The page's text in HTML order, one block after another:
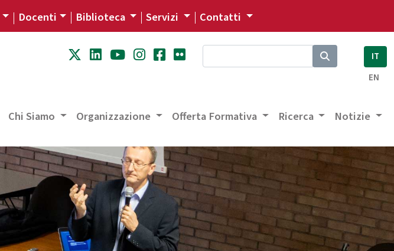
Docenti Biblioteca Servizi Contatti
IT
EN
Chi Siamo Organizzazione Offerta Formativa Ricerca Notizie